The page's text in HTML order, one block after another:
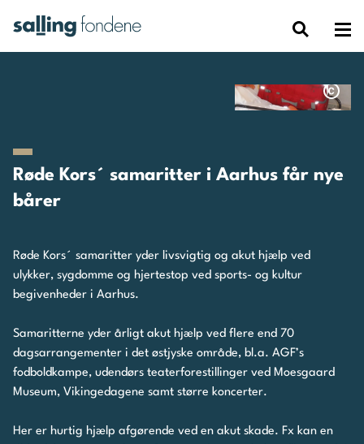
Røde Kors´ samaritter i Aarhus får nye
bårer
Røde Kors´ samaritter yder livsvigtig og akut hjælp ved
ulykker, sygdomme og hjertestop ved sports- og kultur
begivenheder i Aarhus.
Samaritterne yder årligt akut hjælp ved flere end 70
dagsarrangementer i det østjyske område, bl.a. AGF’s
fodboldkampe, udendørs teaterforestillinger ved Moesgaard
Museum, Vikingedagene samt større koncerter.
Her er hurtig hjælp afgørende ved en akut skade. Fx kan en